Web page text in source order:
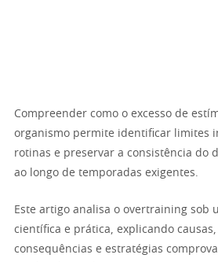
Compreender como o excesso de
organismo permite identificar limites
rotinas e preservar a consistência do
ao longo de temporadas exigentes.
Este artigo analisa o overtraining sob
científica e prática, explicando causas,
consequências e estratégias